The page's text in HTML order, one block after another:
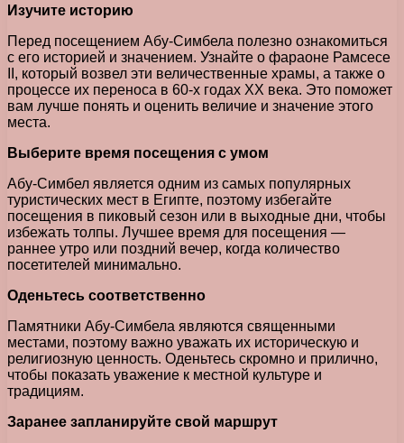
Изучите историю
Перед посещением Абу-Симбела полезно ознакомиться
с его историей и значением. Узнайте о фараоне Рамсесе
II, который возвел эти величественные храмы, а также о
процессе их переноса в 60-х годах XX века. Это поможет
вам лучше понять и оценить величие и значение этого
места.
Выберите время посещения с умом
Абу-Симбел является одним из самых популярных
туристических мест в Египте, поэтому избегайте
посещения в пиковый сезон или в выходные дни, чтобы
избежать толпы. Лучшее время для посещения —
раннее утро или поздний вечер, когда количество
посетителей минимально.
Оденьтесь соответственно
Памятники Абу-Симбела являются священными
местами, поэтому важно уважать их историческую и
религиозную ценность. Оденьтесь скромно и прилично,
чтобы показать уважение к местной культуре и
традициям.
Заранее запланируйте свой маршрут